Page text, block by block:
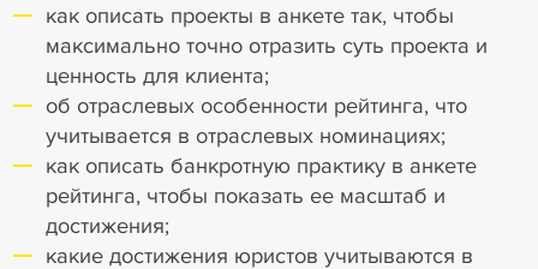
как описать проекты в анкете так, чтобы
максимально точно отразить суть проекта и
ценность для клиента;
об отраслевых особенности рейтинга, что
учитывается в отраслевых номинациях;
как описать банкротную практику в анкете
рейтинга, чтобы показать ее масштаб и
достижения;
какие достижения юристов учитываются в